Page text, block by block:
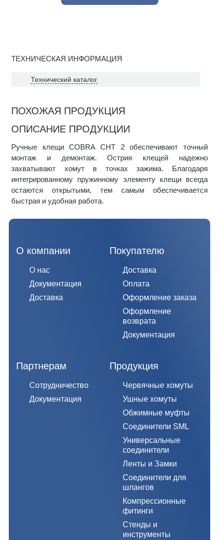
ТЕХНИЧЕСКАЯ ИНФОРМАЦИЯ
Технический каталог
ПОХОЖАЯ ПРОДУКЦИЯ
ОПИСАНИЕ ПРОДУКЦИИ
Ручные клещи COBRA CHT 2 обеспечивают точный
монтаж и демонтаж. Острия клещей надежно
захватывают хомут в точках зажима. Благодаря
интегрированному пружинному элементу клещи всегда
остаются открытыми, тем самым обеспечивается
быстрая и удобная работа.
О компании
О нас
Документация
Доставка
Покупателю
Доставка
Оплата
Оформление заказа
Оформление
возврата
Документация
Партнерам
Сотрудничество
Документация
Продукция
Червячные хомуты
Ушные хомуты
Обжимные муфты
Соединители SML
Универсальные
соединители
Ленты и Замки
Соединители для
шлангов
Компрессионные
фитинги
Стенды и
инструменты